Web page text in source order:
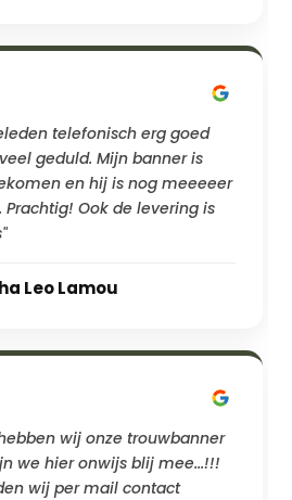
telefonisch erg goed
geduld. Mijn banner is
en hij is nog meeeeer
Ook de levering is
Leo Lamou
wij onze trouwbanner
we hier onwijs blij mee...!!!
wij per mail contact